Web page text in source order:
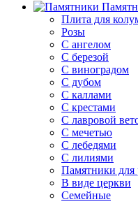
Плита для
Розы
C ангелом
C березой
С виноградом
С дубом
С каллами
С крестами
С лавровой
С мечетью
C лебедями
С лилиями
Памятники для
В виде церкви
Семейные